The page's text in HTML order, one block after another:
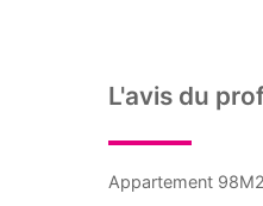
L'avis du
Appartement